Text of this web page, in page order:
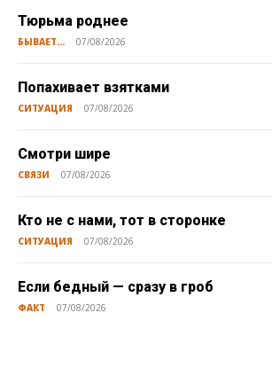
Тюрьма роднее
БЫВАЕТ... 07/08/2026
Попахивает взятками
СИТУАЦИЯ 07/08/2026
Смотри шире
СВЯЗИ 07/08/2026
Кто не с нами, тот в сторонке
СИТУАЦИЯ 07/08/2026
Если бедный — сразу в гроб
ФАКТ 07/08/2026